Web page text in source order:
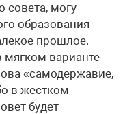
совета, могу
образования
прошлое.
мягком варианте
«самодержавие,
в жестком
будет